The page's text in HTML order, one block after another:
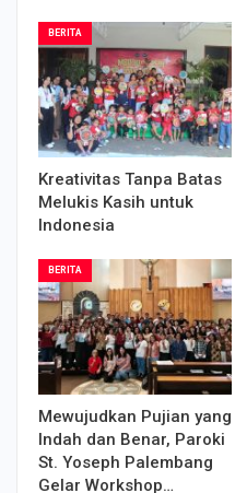
BERITA
Kreativitas Tanpa Batas
Melukis Kasih untuk
Indonesia
BERITA
Mewujudkan Pujian yang
Indah dan Benar, Paroki
St. Yoseph Palembang
Gelar Workshop…